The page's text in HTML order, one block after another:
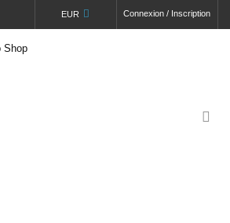
Connexion / Inscription
EUR